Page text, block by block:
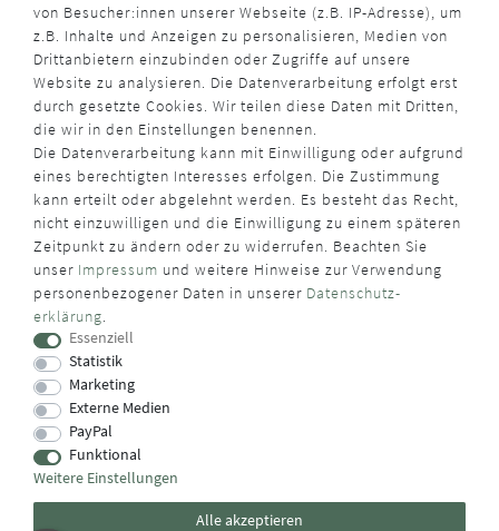
von Besucher:innen unserer Webseite (z.B. IP-Adresse), um
z.B. Inhalte und Anzeigen zu personalisieren, Medien von
Drittanbietern einzubinden oder Zugriffe auf unsere
Website zu analysieren. Die Datenverarbeitung erfolgt erst
durch gesetzte Cookies. Wir teilen diese Daten mit Dritten,
die wir in den Einstellungen benennen.
Die Datenverarbeitung kann mit Einwilligung oder aufgrund
eines berechtigten Interesses erfolgen. Die Zustimmung
kann erteilt oder abgelehnt werden. Es besteht das Recht,
nicht einzuwilligen und die Einwilligung zu einem späteren
Zeitpunkt zu ändern oder zu widerrufen. Beachten Sie
unser Impressum und weitere Hinweise zur Verwendung
personenbezogener Daten in unserer Daten­schutz­
erklärung.
Essenziell
Statistik
Marketing
Externe Medien
PayPal
Funktional
Weitere Einstellungen
Alle akzeptieren